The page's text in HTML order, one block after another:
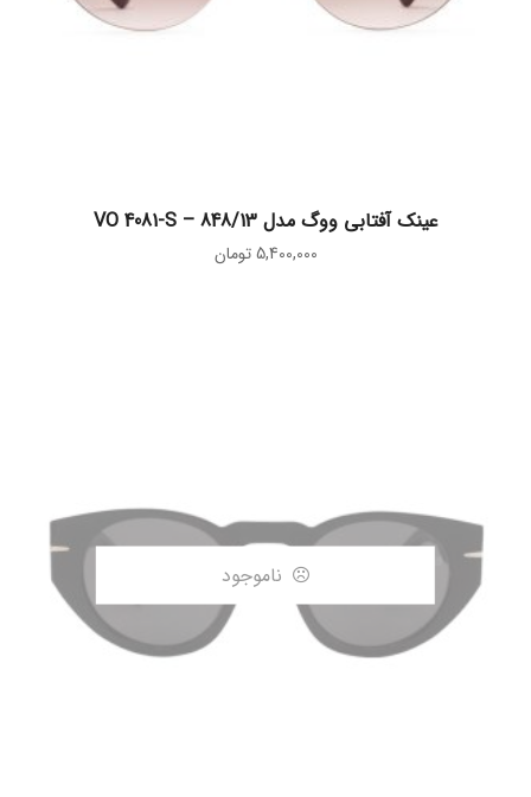
افزودن به سبد خرید
عینک آفتابی ووگ مدل VO 4081-S – 848/13
5,400,000 تومان
ناموجود